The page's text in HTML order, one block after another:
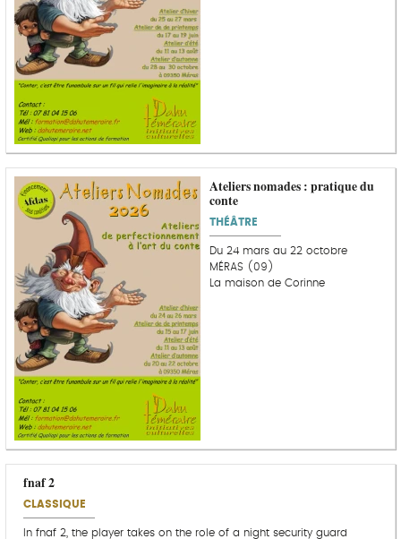
Ateliers nomades : pratique du
conte
THÉÂTRE
Du 24 mars au 22 octobre
MÉRAS (09)
La maison de Corinne
fnaf 2
CLASSIQUE
In fnaf 2, the player takes on the role of a night security guard